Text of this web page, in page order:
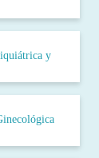
y